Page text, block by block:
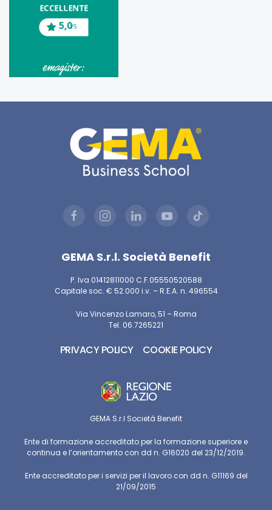
GEMA S.r.l. Società Benefit
P. Iva 01412811000 C.F.05550520588
Capitale soc. € 52.000 i.v. – R.E.A. n. 496554
Via Vincenzo Lamaro, 51 – Roma
Tel. 06.7265221
PRIVACY POLICY COOKIE POLICY
GEMA S.r.l Società Benefit
Ente di formazione accreditato per la formazione superiore e
continua e l’orientamento con dd n. G16020 del 23/12/2019.
Ente accreditato per i servizi per il lavoro con dd n. G11169 del
21/09/2015